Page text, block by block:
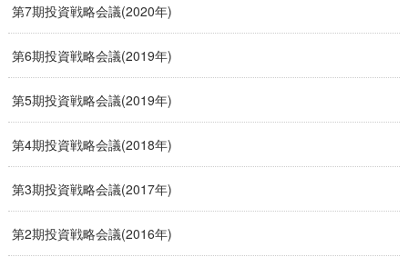
第7期投資戦略会議(2020年)
第6期投資戦略会議(2019年)
第5期投資戦略会議(2019年)
第4期投資戦略会議(2018年)
第3期投資戦略会議(2017年)
第2期投資戦略会議(2016年)